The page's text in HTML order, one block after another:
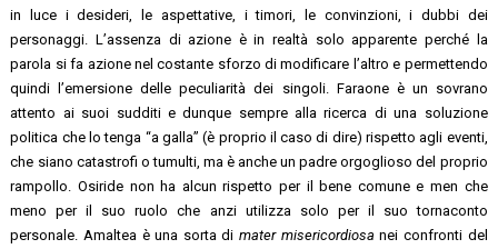
in luce i desideri, le aspettative, i timori, le convinzioni, i dubbi dei
personaggi. L’assenza di azione è in realtà solo apparente perché la
parola si fa azione nel costante sforzo di modificare l’altro e permettendo
quindi l’emersione delle peculiarità dei singoli. Faraone è un sovrano
attento ai suoi sudditi e dunque sempre alla ricerca di una soluzione
politica che lo tenga “a galla” (è proprio il caso di dire) rispetto agli eventi,
che siano catastrofi o tumulti, ma è anche un padre orgoglioso del proprio
rampollo. Osiride non ha alcun rispetto per il bene comune e men che
meno per il suo ruolo che anzi utilizza solo per il suo tornaconto
personale. Amaltea è una sorta dimater misericordiosanei confronti del